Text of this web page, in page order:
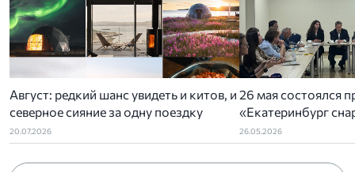
Август: редкий шанс увидеть и китов, и
северное сияние за одну поездку
20.07.2026
26 мая состоялся
«Екатеринбург
организованный
отделением РСТ-
ассоциацией
26.05.2026